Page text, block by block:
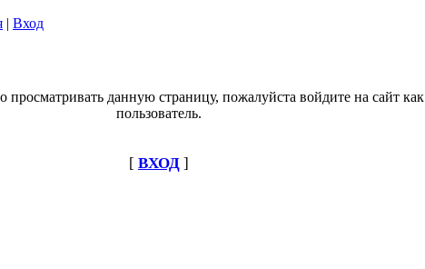
| Вход
просматривать данную страницу, пожалуйста войдите на сайт как
пользователь.
[ ВХОД ]